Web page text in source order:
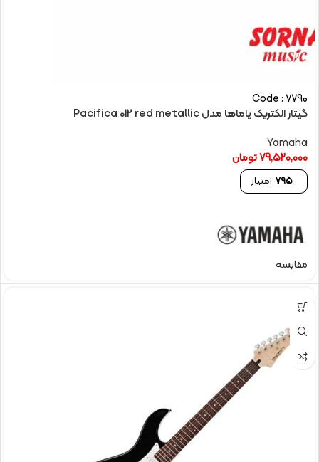
Code : 7790
گیتار الکتریک یاماها مدل Pacifica 012 red metallic
Yamaha
79,520,000تومان
795 امتیاز
مقایسه